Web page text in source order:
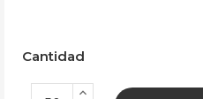
Cantidad